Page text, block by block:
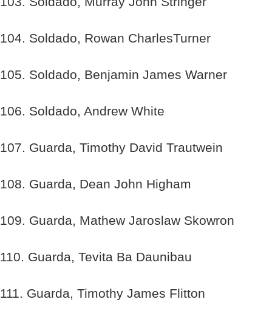
104. Soldado, Rowan CharlesTurner
105. Soldado, Benjamin James Warner
106. Soldado, Andrew White
107. Guarda, Timothy David Trautwein
108. Guarda, Dean John Higham
109. Guarda, Mathew Jaroslaw Skowron
110. Guarda, Tevita Ba Daunibau
111. Guarda, Timothy James Flitton